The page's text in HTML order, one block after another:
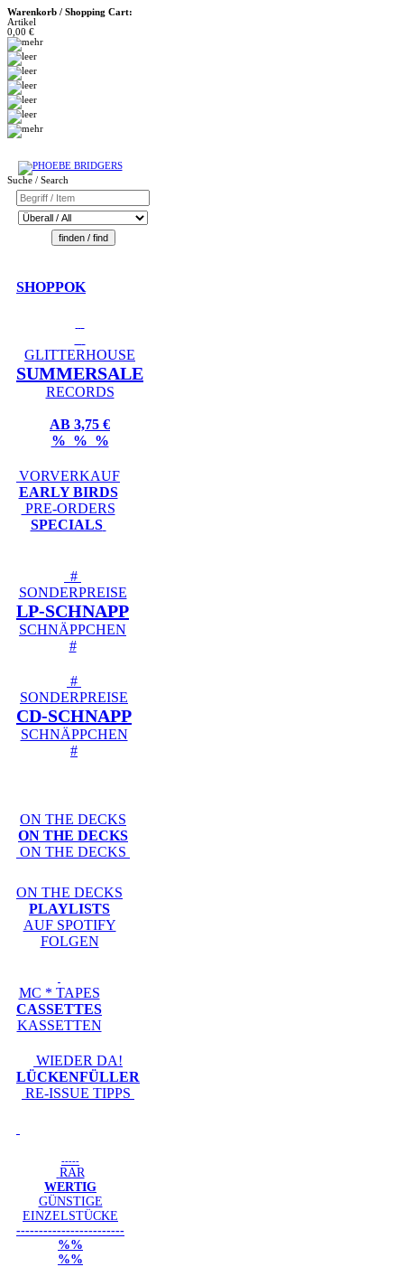
Warenkorb / Shopping Cart:
Artikel
0,00 €
Suche / Search
SHOPPOK
GLITTERHOUSE
SUMMERSALE
RECORDS
AB 3,75 €
% % %
VORVERKAUF
EARLY BIRDS
PRE-ORDERS
SPECIALS
#
SONDERPREISE
LP-SCHNAPP
SCHNÄPPCHEN
#
#
SONDERPREISE
CD-SCHNAPP
SCHNÄPPCHEN
#
ON THE DECKS
ON THE DECKS
ON THE DECKS
ON THE DECKS
PLAYLISTS
AUF SPOTIFY
FOLGEN
MC * TAPES
CASSETTES
KASSETTEN
WIEDER DA!
LÜCKENFÜLLER
RE-ISSUE TIPPS
-----
RAR
WERTIG
GÜNSTIGE
EINZELSTÜCKE
------------------------
%%
%%